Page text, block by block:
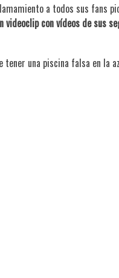
a todos sus fans
videoclip con vídeos de sus
una piscina falsa en la